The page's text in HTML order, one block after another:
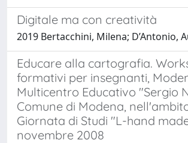
Digitale ma con creatività
2019 Bertacchini, Milena; D’Antonio,
Educare alla cartografia.
formativi per insegnanti,
Multicentro Educativo "Sergio
Comune di Modena,
Giornata di Studi "L-hand
novembre 2008